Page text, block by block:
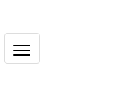
Toggle
navigation